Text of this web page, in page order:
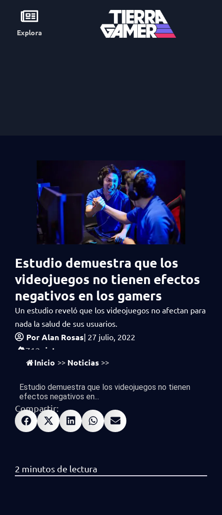
Explora
Estudio demuestra que los
videojuegos no tienen efectos
negativos en los gamers
Un estudio reveló que los videojuegos no afectan para
nada la salud de sus usuarios.
PorAlan Rosas| 27 julio, 2022
712 vistas
Inicio >> Noticias >>
Estudio demuestra que los videojuegos no tienen
efectos negativos en...
Compartir: